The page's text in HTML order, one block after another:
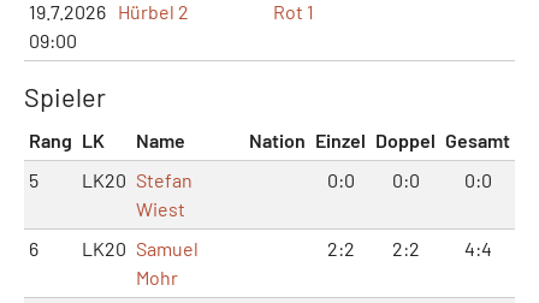
19.7.2026
09:00
Hürbel 2
Rot 1
Spieler
Rang LK Name Nation Einzel Doppel Gesamt
5
LK20 Stefan
Wiest
0:0 0:0 0:0
6 LK20 Samuel
Mohr
2:2 2:2 4:4